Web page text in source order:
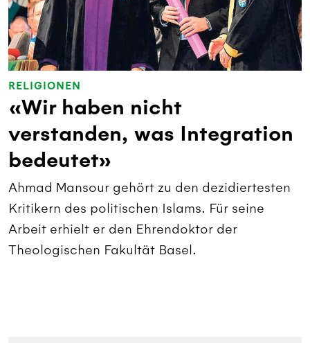
RELIGIONEN
«Wir haben nicht
verstanden, was Integration
bedeutet»
Ahmad Mansour gehört zu den dezidiertesten
Kritikern des politischen Islams. Für seine
Arbeit erhielt er den Ehrendoktor der
Theologischen Fakultät Basel.